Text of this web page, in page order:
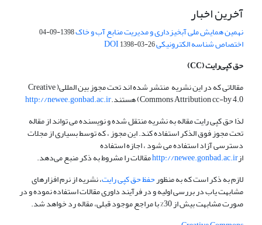
آخرین اخبار
نهمین همایش ملی آبخیزداری و مدیریت منابع آب و خاک1398-09-04
اختصاص شناسه الکترونیکی DOI1398-03-26
حق کپی‌رایت(CC)
مقالاتی که در این نشریه منتشر شده اند تحت مجوز بین المللی( Creative
Commons Attribution cc-by 4.0) هستند.
http://newee.gonbad.ac.ir
لذا حق کپی رایت مقاله به نشریه منتقل شده و نویسنده می تواند از مقاله
تحت مجوز فوق الذکر استفاده کند. این مجوز ، که توسط بسیاری از مجلات
دسترسی آزاد استفاده می شود ، اجازه استفاده
ازhttp://newee.gonbad.ac.irمقالات را مشروط به ذکر منبع می‌دهد.
لازم به ذکر است که به منظورحفظ حق کپی رایت، نشریه از نرم افزارهای
مشابهت یاب در بررسی اولیه و در فرآیند داوری مقالات استفاده نموده و در
صورت مشابهت بیش از 30% با مراجع موجود قبلی، مقاله رد خواهد شد.